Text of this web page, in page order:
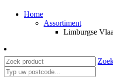
Home
Assortiment
Limburgse